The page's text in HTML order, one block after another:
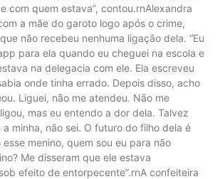
com quem estava”, contou.rnAlexandra
a mãe do garoto logo após o crime,
não recebeu nenhuma ligação dela. “Eu
para ela quando eu cheguei na escola e
na delegacia com ele. Ela escreveu
onde tinha errado. Depois disso, acho
Liguei, não me atendeu. Não me
mas eu entendo a dor dela. Talvez
a minha, não sei. O futuro do filho dela é
menino, quem sou eu para não
Me disseram que ele estava
efeito de entorpecente”.rnA confeiteira